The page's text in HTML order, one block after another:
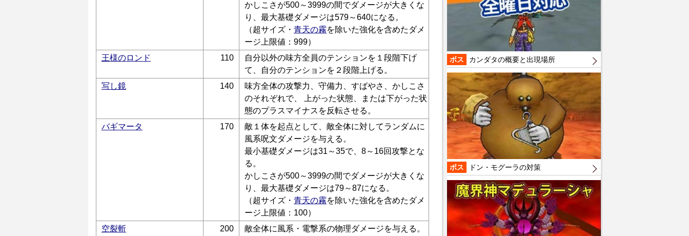
かしこさが500～3999の間でダメージが大きくな
り、最大基礎ダメージは579～640になる。
（超サイズ・ 青天の霧を除いた強化を含めたダメ
ージ上限値：999）
王様のロンド
110
自分以外の味方全員のテンションを１段階下げ
て、自分のテンションを２段階上げる。
写し鏡
140
味方全体の攻撃力、守備力、すばやさ、かしこさ
のそれぞれで、 上がった状態、または下がった状
態のプラスマイナスを反転させる。
バギマータ
170
敵１体を起点として、敵全体に対してランダムに
風系呪文ダメージを与える。
最小基礎ダメージは31～35で、8～16回攻撃とな
る。
かしこさが500～3999の間でダメージが大きくな
り、最大基礎ダメージは79～87になる。
（超サイズ・ 青天の霧を除いた強化を含めたダメ
ージ上限値：100）
空裂斬
200
敵全体に風系・電撃系の物理ダメージを与える。
ボス カンダタの概要と出現場所
ボス ドン・モグーラの対策